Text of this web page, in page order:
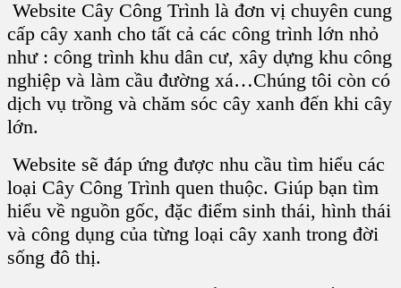
Website Cây Công Trình là đơn vị chuyên cung
cấp cây xanh cho tất cả các công trình lớn nhỏ
như : công trình khu dân cư, xây dựng khu công
nghiệp và làm cầu đường xá…Chúng tôi còn có
dịch vụ trồng và chăm sóc cây xanh đến khi cây
lớn.
Website sẽ đáp ứng được nhu cầu tìm hiểu các
loại Cây Công Trình quen thuộc. Giúp bạn tìm
hiểu về nguồn gốc, đặc điểm sinh thái, hình thái
và công dụng của từng loại cây xanh trong đời
sống đô thị.